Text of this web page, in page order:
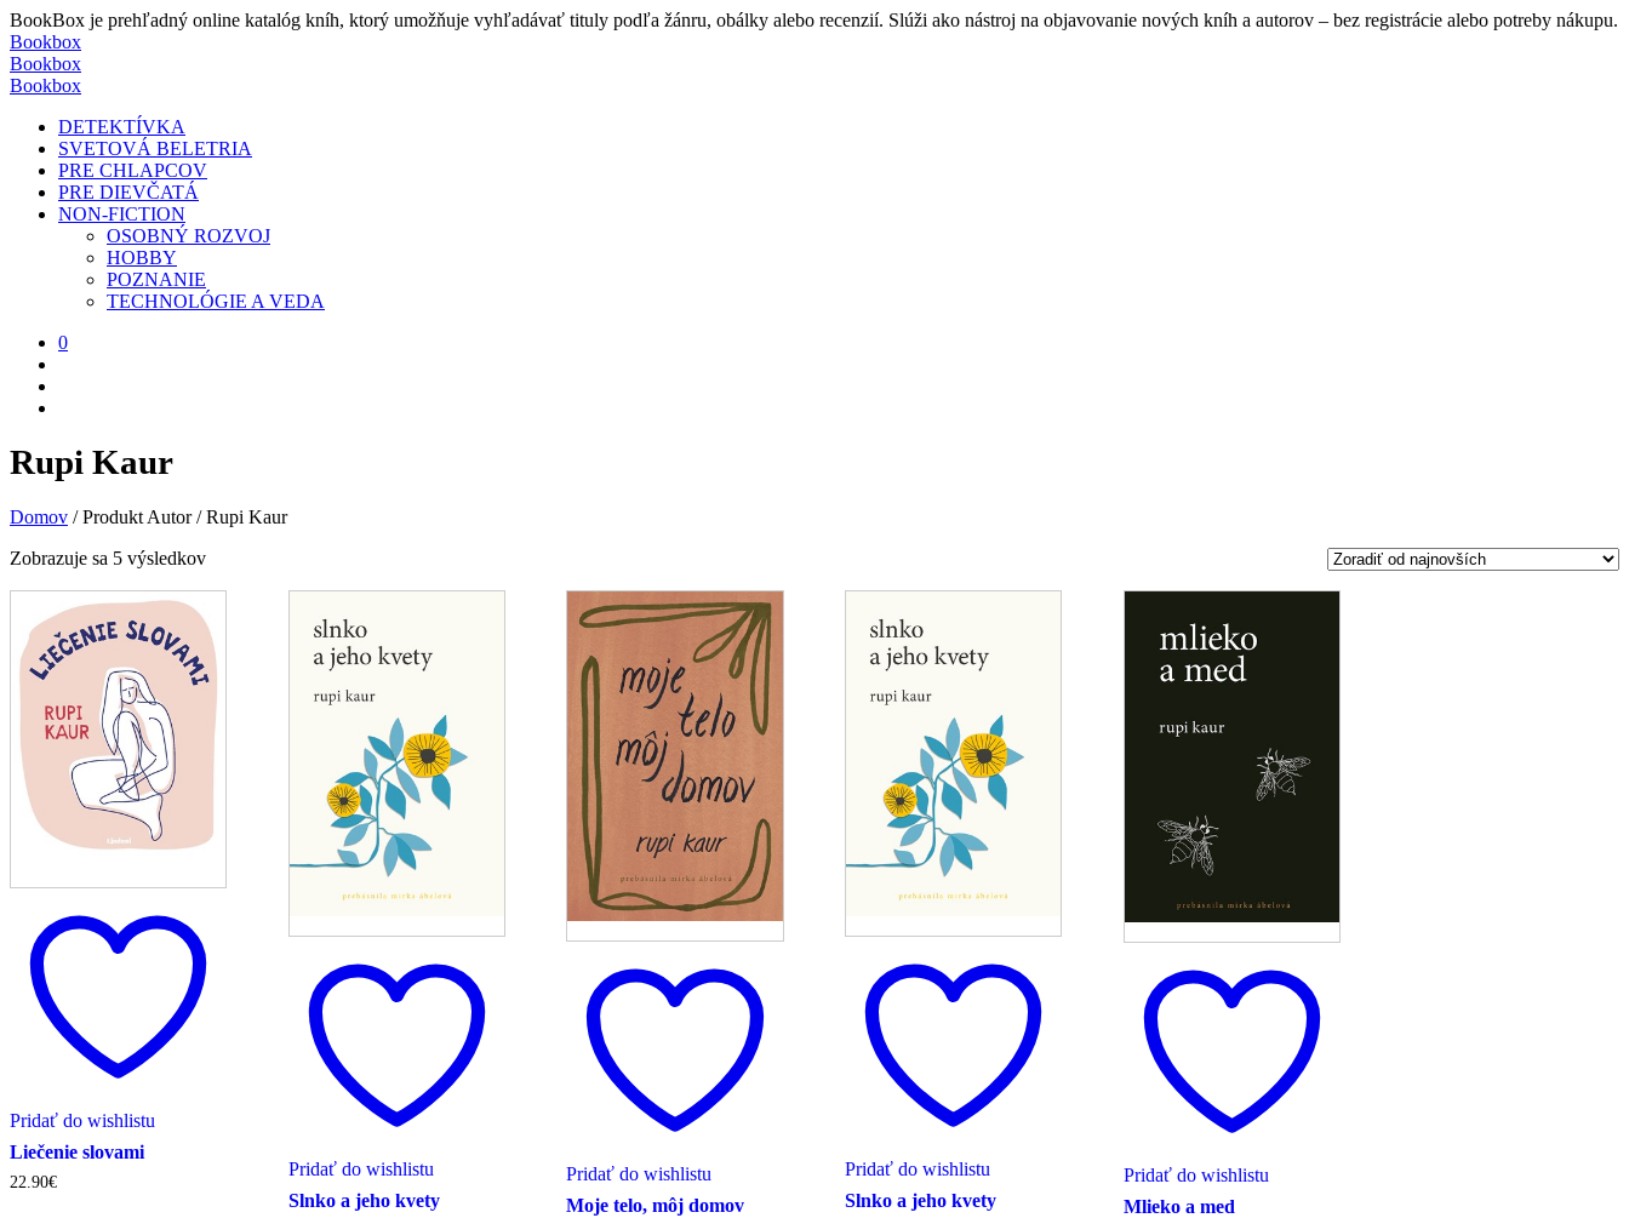
BookBox je prehľadný online katalóg kníh, ktorý umožňuje vyhľadávať tituly podľa žánru, obálky alebo recenzií. Slúži ako nástroj na objavovanie nových kníh a autorov – bez registrácie alebo potreby nákupu.
Bookbox
Bookbox
Bookbox
DETEKTÍVKA
SVETOVÁ BELETRIA
PRE CHLAPCOV
PRE DIEVČATÁ
NON-FICTION
OSOBNÝ ROZVOJ
HOBBY
POZNANIE
TECHNOLÓGIE A VEDA
0
Rupi Kaur
Domov /Produkt Autor/Rupi Kaur
Zobrazuje sa 5 výsledkovZoradené
Pridať do wishlistu
Liečenie slovami
22.90€
Pridať do wishlistu
Slnko a jeho kvety
Pridať do wishlistu
Moje telo, môj domov
Pridať do wishlistu
Slnko a jeho kvety
Pridať do wishlistu
Mlieko a med